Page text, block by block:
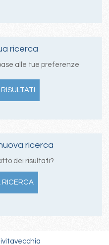
ricerca
alle tue preferenze
ricerca
dei risultati?
RICERCA